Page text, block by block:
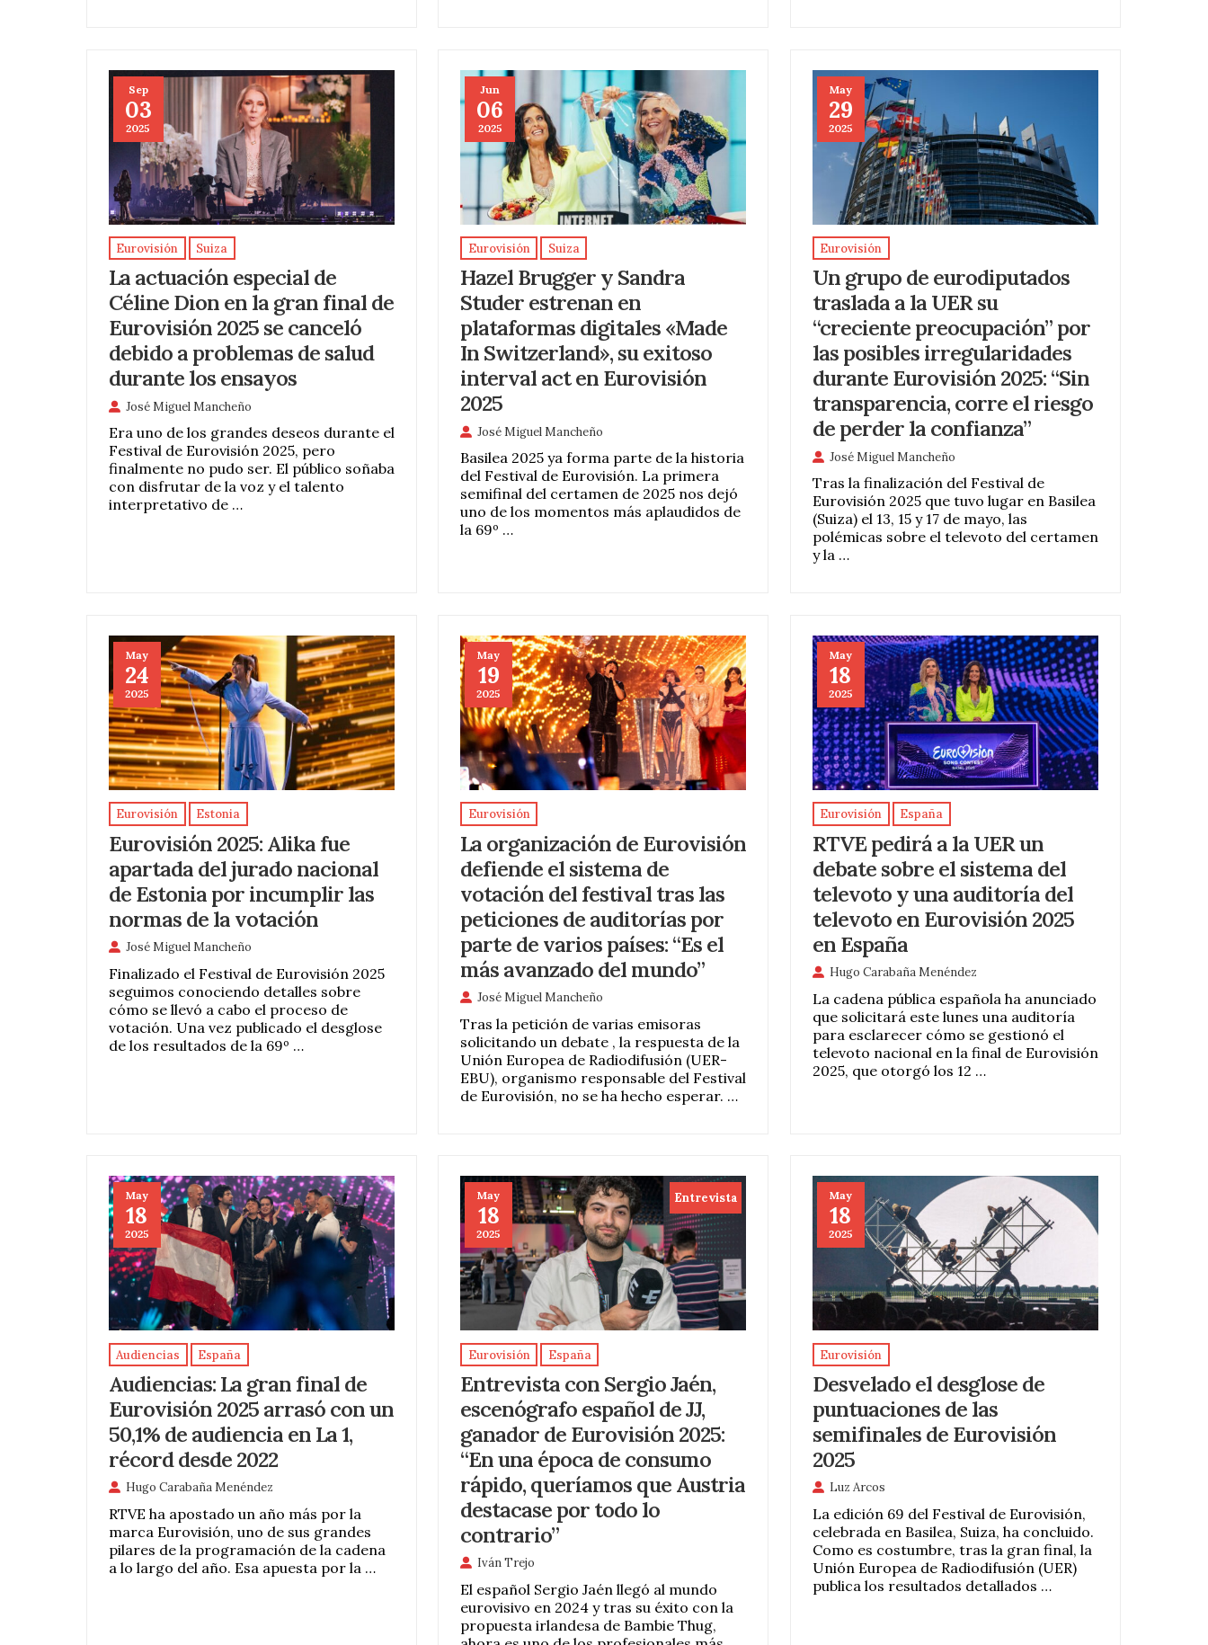
Sep
03
2025
Eurovisión Suiza
La actuación especial de
Céline Dion en la gran final de
Eurovisión 2025 se canceló
debido a problemas de salud
durante los ensayos
José Miguel Mancheño
Era uno de los grandes deseos durante el
Festival de Eurovisión 2025, pero
finalmente no pudo ser. El público soñaba
con disfrutar de la voz y el talento
interpretativo de …
Jun
06
2025
Eurovisión Suiza
Hazel Brugger y Sandra
Studer estrenan en
plataformas digitales «Made
In Switzerland», su exitoso
interval act en Eurovisión
2025
José Miguel Mancheño
Basilea 2025 ya forma parte de la historia
del Festival de Eurovisión. La primera
semifinal del certamen de 2025 nos dejó
uno de los momentos más aplaudidos de
la 69º …
May
29
2025
Eurovisión
Un grupo de eurodiputados
traslada a la UER su
“creciente preocupación” por
las posibles irregularidades
durante Eurovisión 2025: “Sin
transparencia, corre el riesgo
de perder la confianza”
José Miguel Mancheño
Tras la finalización del Festival de
Eurovisión 2025 que tuvo lugar en Basilea
(Suiza) el 13, 15 y 17 de mayo, las
polémicas sobre el televoto del certamen
y la …
May
24
2025
Eurovisión Estonia
Eurovisión 2025: Alika fue
apartada del jurado nacional
de Estonia por incumplir las
normas de la votación
José Miguel Mancheño
Finalizado el Festival de Eurovisión 2025
seguimos conociendo detalles sobre
cómo se llevó a cabo el proceso de
votación. Una vez publicado el desglose
de los resultados de la 69º …
May
19
2025
Eurovisión
La organización de Eurovisión
defiende el sistema de
votación del festival tras las
peticiones de auditorías por
parte de varios países: “Es el
más avanzado del mundo”
José Miguel Mancheño
Tras la petición de varias emisoras
solicitando un debate , la respuesta de la
Unión Europea de Radiodifusión (UER-
EBU), organismo responsable del Festival
de Eurovisión, no se ha hecho esperar. …
May
18
2025
Eurovisión España
RTVE pedirá a la UER un
debate sobre el sistema del
televoto y una auditoría del
televoto en Eurovisión 2025
en España
Hugo Carabaña Menéndez
La cadena pública española ha anunciado
que solicitará este lunes una auditoría
para esclarecer cómo se gestionó el
televoto nacional en la final de Eurovisión
2025, que otorgó los 12 …
May
18
2025
Audiencias España
Audiencias: La gran final de
Eurovisión 2025 arrasó con un
50,1% de audiencia en La 1,
récord desde 2022
Hugo Carabaña Menéndez
RTVE ha apostado un año más por la
marca Eurovisión, uno de sus grandes
pilares de la programación de la cadena
a lo largo del año. Esa apuesta por la …
May
18
2025
Entrevista
Eurovisión España
Entrevista con Sergio Jaén,
escenógrafo español de JJ,
ganador de Eurovisión 2025:
“En una época de consumo
rápido, queríamos que Austria
destacase por todo lo
contrario”
Iván Trejo
El español Sergio Jaén llegó al mundo
eurovisivo en 2024 y tras su éxito con la
propuesta irlandesa de Bambie Thug,
May
18
2025
Eurovisión
Desvelado el desglose de
puntuaciones de las
semifinales de Eurovisión
2025
Luz Arcos
La edición 69 del Festival de Eurovisión,
celebrada en Basilea, Suiza, ha concluido.
Como es costumbre, tras la gran final, la
Unión Europea de Radiodifusión (UER)
publica los resultados detallados …